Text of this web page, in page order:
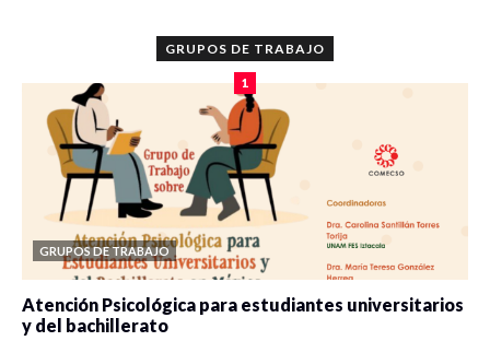
GRUPOS DE TRABAJO
1
GRUPOS DE TRABAJO
Atención Psicológica para estudiantes universitarios
y del bachillerato